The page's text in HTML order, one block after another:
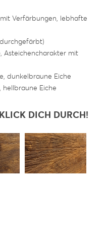
Verfärbungen, lebhafte
Asteichencharakter mit
dunkelbraune Eiche
Eiche
DICH DURCH!